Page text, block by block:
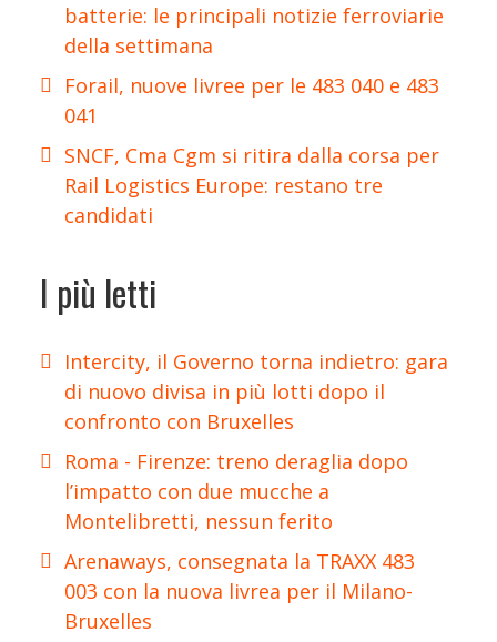
batterie: le principali notizie ferroviarie
della settimana
Forail, nuove livree per le 483 040 e 483
041
SNCF, Cma Cgm si ritira dalla corsa per
Rail Logistics Europe: restano tre
candidati
I più letti
Intercity, il Governo torna indietro: gara
di nuovo divisa in più lotti dopo il
confronto con Bruxelles
Roma - Firenze: treno deraglia dopo
l’impatto con due mucche a
Montelibretti, nessun ferito
Arenaways, consegnata la TRAXX 483
003 con la nuova livrea per il Milano-
Bruxelles